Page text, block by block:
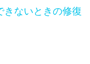
きないときの修復